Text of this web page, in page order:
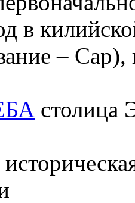
в
–
столица